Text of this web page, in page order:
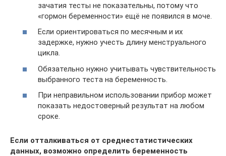
зачатия тесты не показательны, потому что
«гормон беременности» ещё не появился в моче.
Если ориентироваться по месячным и их
задержке, нужно учесть длину менструального
цикла.
Обязательно нужно учитывать чувствительность
выбранного теста на беременность.
При неправильном использовании прибор может
показать недостоверный результат на любом
сроке.
Если отталкиваться от среднестатистических
данных, возможно определить беременность